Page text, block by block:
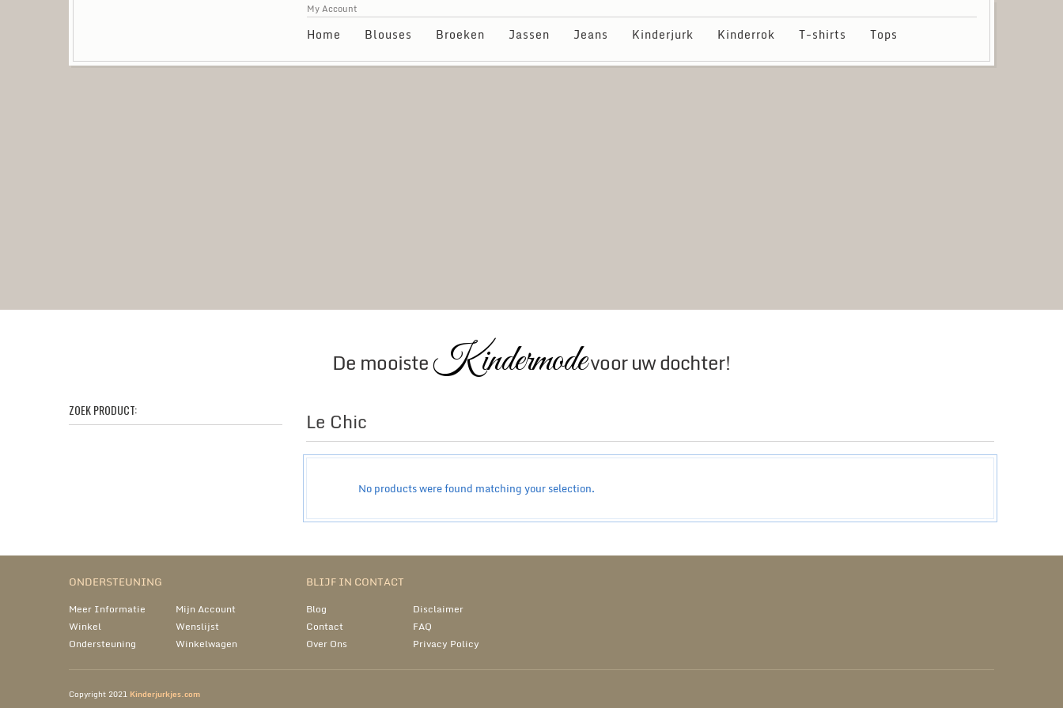
My Account
Home Blouses Broeken Jassen Jeans Kinderjurk Kinderrok T-shirts Tops
De mooisteKindermodevoor uw dochter!
Le Chic
No products were found matching your selection.
ZOEK PRODUCT:
ONDERSTEUNING
Meer Informatie
Mijn Account
Winkel
Wenslijst
Ondersteuning
Winkelwagen
BLIJF IN CONTACT
Blog
Disclaimer
Contact
FAQ
Over Ons
Privacy Policy
Copyright 2021 Kinderjurkjes.com